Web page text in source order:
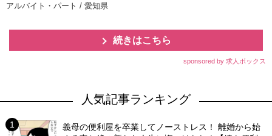
アルバイト・パート / 愛知県
続きはこちら
sponsored by 求人ボックス
人気記事ランキング
義母の便利屋を卒業してノーストレス！ 離婚から始